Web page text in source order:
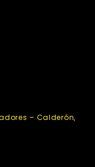
– Calderón,